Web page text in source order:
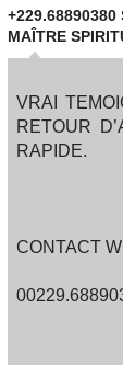
+229.68890380
MAÎTRE
VRAI
RETOUR
RAPIDE.
CONTACT